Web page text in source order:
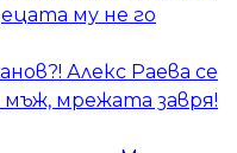
му не го
Алекс Раева се
мъж, мрежата завря!